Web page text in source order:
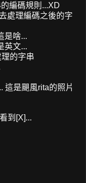
編碼規則...XD
處理編碼之後的字
是啥...
英文...
的字串
這是颶風rita的照片
到[X]...